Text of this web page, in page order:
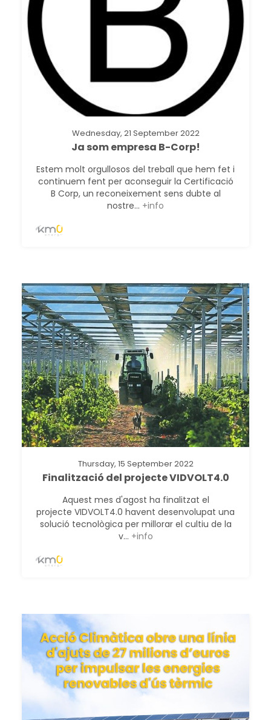
Wednesday, 21 September 2022
Ja som empresa B-Corp!
Estem molt orgullosos del treball que hem fet i
continuem fent per aconseguir la Certificació
B Corp, un reconeixement sens dubte al
nostre... +info
Thursday, 15 September 2022
Finalització del projecte VIDVOLT4.0
Aquest mes d'agost ha finalitzat el
projecte VIDVOLT4.0 havent desenvolupat una
solució tecnològica per millorar el cultiu de la
v... +info